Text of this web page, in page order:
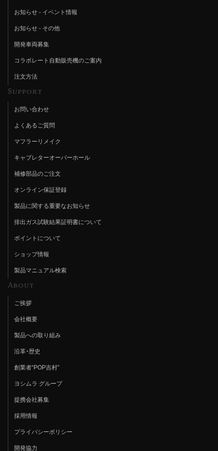
お知らせ - イベント情報
お知らせ - その他
開発車両募集
コラボレート自動販売機のご案内
注文方法
Support
お問い合わせ
よくあるご質問
マフラーリメイク
キャブレターオーバーホール
補修部品のご注文
オンライン保証登録
製品に関する重要なお知らせ
排出ガス試験結果証明書について
ポイントについて
ショップ情報
製品マニュアル検索
About
ご挨拶
会社概要
製品への取り組み
沿革・歴史
創業者“POP吉村”
ヨシムラ グループ
提携会社募集
採用情報
プライバシーポリシー
開発協力